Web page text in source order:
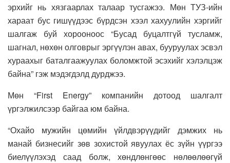
эрхийг нь хязгаарлах талаар тусгажээ. Мөн ТУЗ-ийн
хараат бус гишүүдээс бүрдсэн хээл хахуулийн хэргийг
шалгаж буй хорооноос “Бусад буцалтгүй тусламж,
шагнал, нөхөн олговрыг эргүүлэн авах, бууруулах эсвэл
хураахыг баталгаажуулах боломжтой эсэхийг хэлэлцэж
байна” гэж мэдэгдэлд дурджээ.
Мөн “First Energy” компанийн дотоод шалгалт
үргэлжилсээр байгаа юм байна.
“Охайо мужийн цөмийн үйлдвэрүүдийг дэмжих нь
манай бизнесийг зөв зохистой явуулах ёс зүйн үүргээ
биелүүлэхэд саад болж, хөндлөнгөөс нөлөөлөөгүй